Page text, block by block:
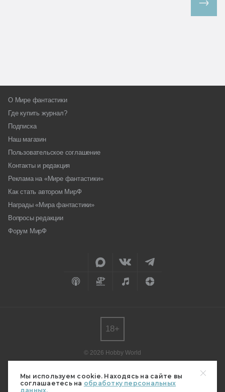
Мы используем cookie. Находясь на сайте вы
соглашаетесь на обработку персональных
данных.
О Мире фантастики
Где купить журнал?
Подписка
Наш магазин
Пользовательское соглашение
Контакты и редакция
Реклама на «Мире фантастики»
Как стать автором МирФ
Награды «Мира фантастики»
Вопросы редакции
Форум МирФ
© 2026 Hobby World
редакции.
Мнение авторов может не совпадать с мнением редакции.
18+